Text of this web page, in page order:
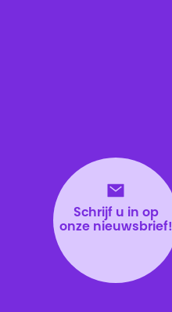
Schrijf u in op
onze nieuwsbrief!